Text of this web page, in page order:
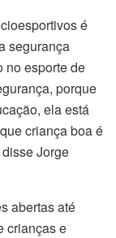
é
segurança
no esporte de
porque
ela está
criança boa é
Jorge
abertas até
crianças e